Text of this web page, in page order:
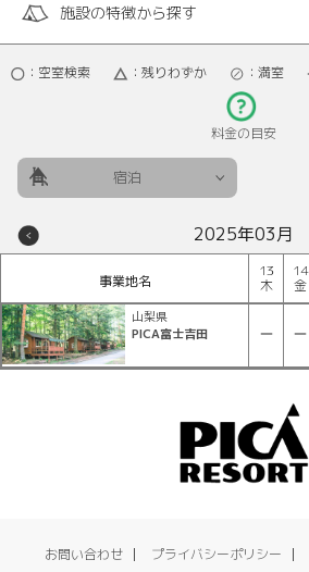
施設の特徴から探す
：空室検索 ：残りわずか ：満室
料金の目安
宿泊
2025年03月
事業地名
13
木
14
金
山梨県
PICA富士吉田
お問い合わせ プライバシーポリシー